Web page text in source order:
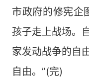
市政府的修宪企
孩子走上战场。
家发动战争的自
自由。”(完)